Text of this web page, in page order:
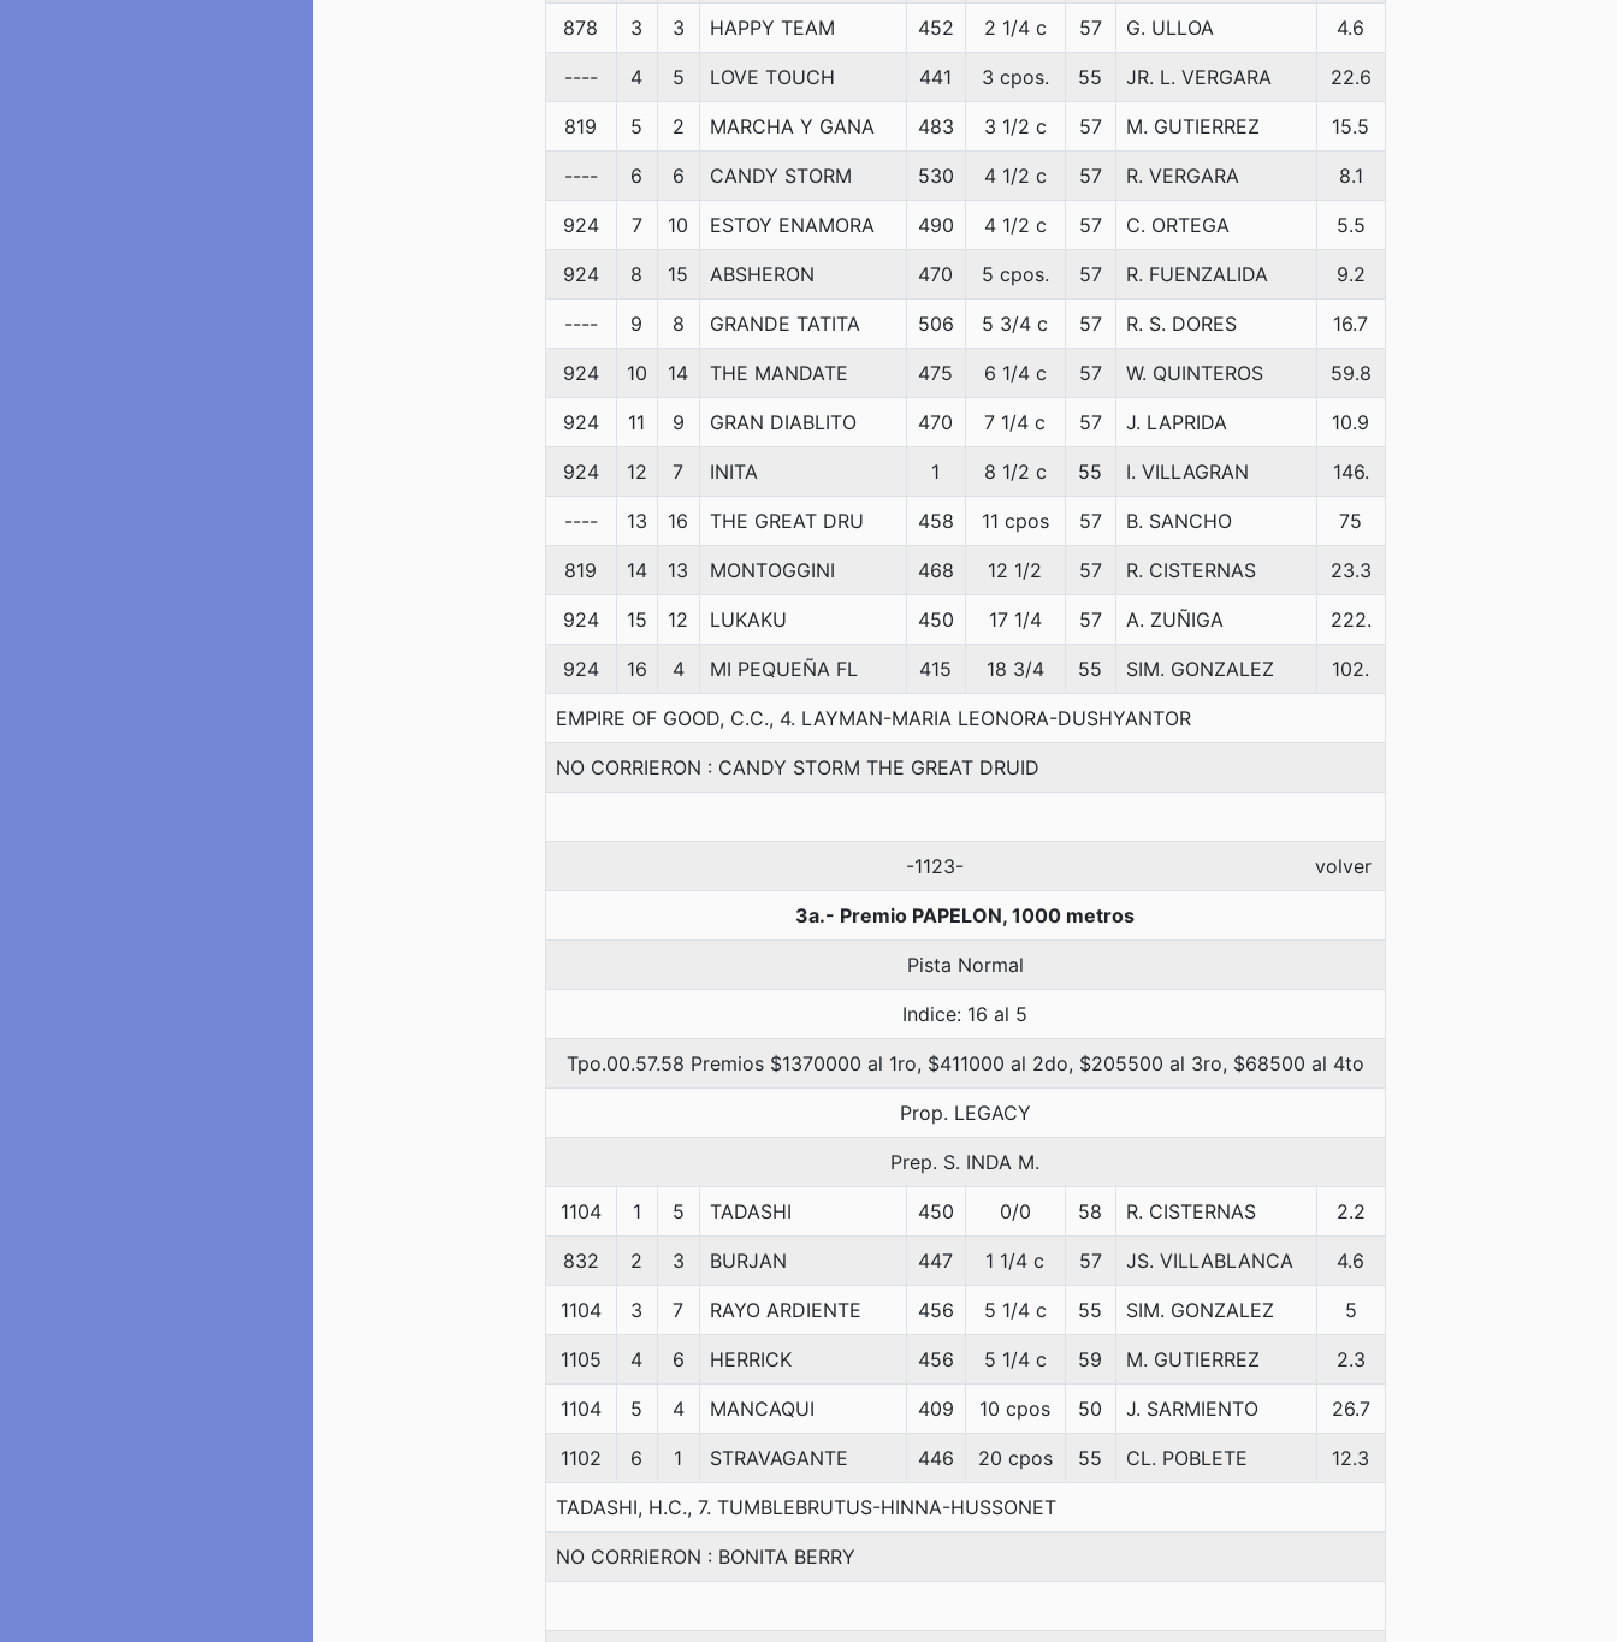
878 3 3 HAPPY TEAM 452 2 1/4 c 57 G. ULLOA 4.6
---- 4 5 LOVE TOUCH 441 3 cpos. 55 JR. L. VERGARA 22.6
819 5 2 MARCHA Y GANA 483 3 1/2 c 57 M. GUTIERREZ 15.5
---- 6 6 CANDY STORM 530 4 1/2 c 57 R. VERGARA 8.1
924 7 10 ESTOY ENAMORA 490 4 1/2 c 57 C. ORTEGA 5.5
924 8 15 ABSHERON 470 5 cpos. 57 R. FUENZALIDA 9.2
---- 9 8 GRANDE TATITA 506 5 3/4 c 57 R. S. DORES 16.7
924 10 14 THE MANDATE 475 6 1/4 c 57 W. QUINTEROS 59.8
924 11 9 GRAN DIABLITO 470 7 1/4 c 57 J. LAPRIDA 10.9
924 12 7 INITA 1 8 1/2 c 55 I. VILLAGRAN 146.
---- 13 16 THE GREAT DRU 458 11 cpos 57 B. SANCHO 75
819 14 13 MONTOGGINI 468 12 1/2 57 R. CISTERNAS 23.3
924 15 12 LUKAKU 450 17 1/4 57 A. ZUÑIGA 222.
924 16 4 MI PEQUEÑA FL 415 18 3/4 55 SIM. GONZALEZ 102.
EMPIRE OF GOOD, C.C., 4. LAYMAN-MARIA LEONORA-DUSHYANTOR
NO CORRIERON : CANDY STORM THE GREAT DRUID
-1123- volver
3a.- Premio PAPELON, 1000 metros
Pista Normal
Indice: 16 al 5
Tpo.00.57.58 Premios $1370000 al 1ro, $411000 al 2do, $205500 al 3ro, $68500 al 4to
Prop. LEGACY
Prep. S. INDA M.
1104 1 5 TADASHI 450 0/0 58 R. CISTERNAS 2.2
832 2 3 BURJAN 447 1 1/4 c 57 JS. VILLABLANCA 4.6
1104 3 7 RAYO ARDIENTE 456 5 1/4 c 55 SIM. GONZALEZ 5
1105 4 6 HERRICK 456 5 1/4 c 59 M. GUTIERREZ 2.3
1104 5 4 MANCAQUI 409 10 cpos 50 J. SARMIENTO 26.7
1102 6 1 STRAVAGANTE 446 20 cpos 55 CL. POBLETE 12.3
TADASHI, H.C., 7. TUMBLEBRUTUS-HINNA-HUSSONET
NO CORRIERON : BONITA BERRY